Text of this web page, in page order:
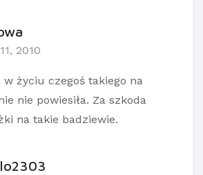
2010
w życiu czegoś takiego na
nie powiesiła. Za szkoda
na takie badziewie.